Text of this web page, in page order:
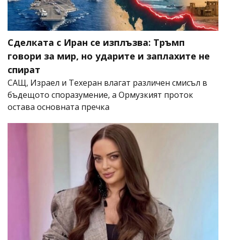
Сделката с Иран се изплъзва: Тръмп
говори за мир, но ударите и заплахите не
спират
САЩ, Израел и Техеран влагат различен смисъл в
бъдещото споразумение, а Ормузкият проток
остава основната пречка